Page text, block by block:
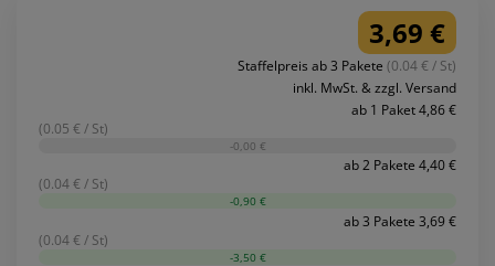
3,69 €
Staffelpreis ab 3 Pakete (0.04 € / St)
inkl. MwSt. & zzgl. Versand
ab 1 Paket 4,86 €
(0.05 € / St)
-0,00 €
ab 2 Pakete 4,40 €
(0.04 € / St)
-0,90 €
ab 3 Pakete 3,69 €
(0.04 € / St)
-3,50 €